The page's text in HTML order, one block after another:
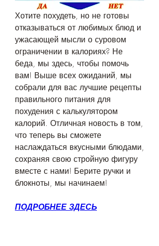
Хотите похудеть, но не готовы
отказываться от любимых блюд и
ужасающей мысли о суровом
ограничении в калориях? Не
беда, мы здесь, чтобы помочь
вам! Выше всех ожиданий, мы
собрали для вас лучшие рецепты
правильного питания для
похудения с калькулятором
калорий. Отличная новость в том,
что теперь вы сможете
наслаждаться вкусными блюдами,
сохраняя свою стройную фигуру
вместе с нами! Берите ручки и
блокноты, мы начинаем!
ПОДРОБНЕЕ ЗДЕСЬ